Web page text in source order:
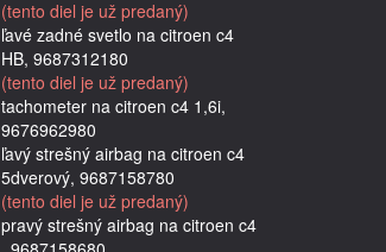
(tento diel je už predaný)
ľavé zadné svetlo na citroen c4
HB, 9687312180
(tento diel je už predaný)
tachometer na citroen c4 1,6i,
9676962980
ľavý strešný airbag na citroen c4
5dverový, 9687158780
(tento diel je už predaný)
pravý strešný airbag na citroen c4